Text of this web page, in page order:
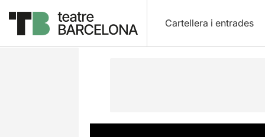
Cartellera i entrades
Descripció Fitxa artística Fotos i